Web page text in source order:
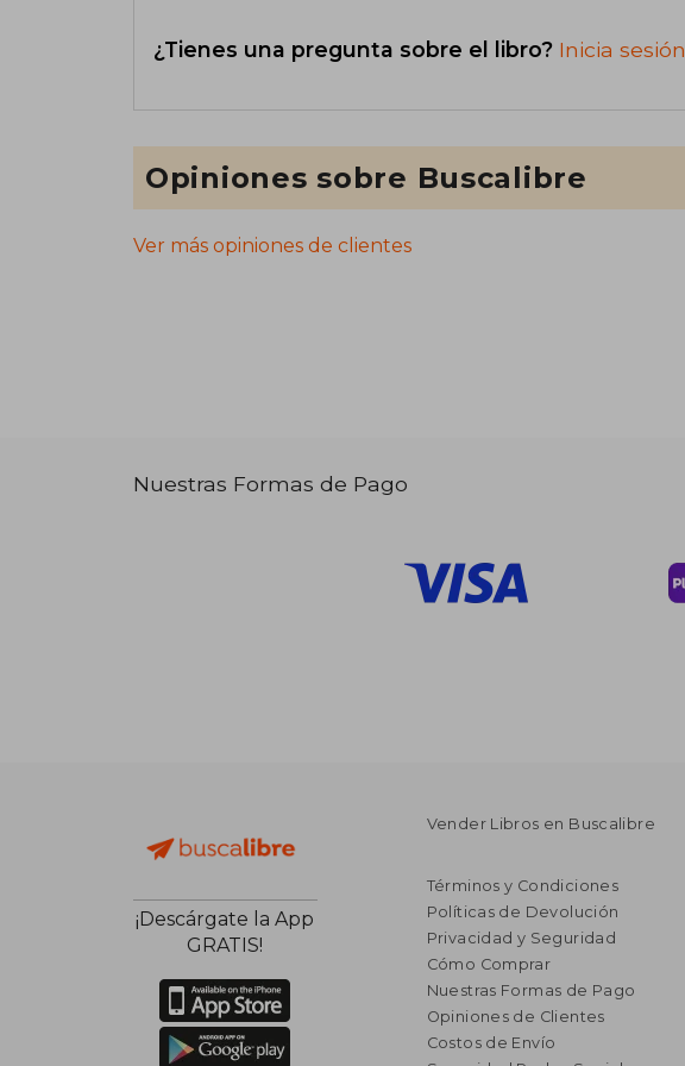
¿Tienes una pregunta sobre el libro? Inicia sesión
Opiniones sobre Buscalibre
Ver más opiniones de clientes
Nuestras Formas de Pago
¡Descárgate la App
GRATIS!
Vender Libros en Buscalibre
Términos y Condiciones
Políticas de Devolución
Privacidad y Seguridad
Cómo Comprar
Nuestras Formas de Pago
Opiniones de Clientes
Costos de Envío